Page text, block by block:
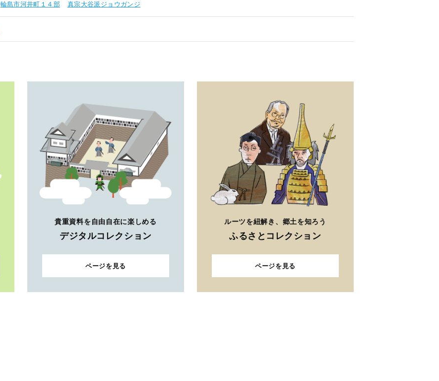
輪島市河井町１４部 真宗大谷派ジョウガンジ
貴重資料を自由自在に楽しめる
デジタルコレクション
ページを見る
ルーツを紐解き、郷土を知ろう
ふるさとコレクション
ページを見る